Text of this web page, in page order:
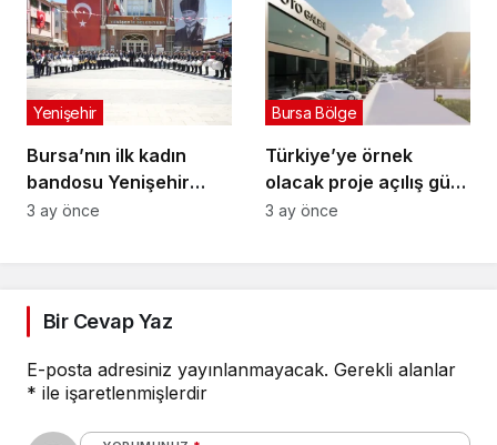
Bursa’nın ilk kadın
bandosu Yenişehir
sokaklarında
Yenişehir
3 ay önce
Türkiye’ye örnek
olacak proje açılış gün
sayıyor
Bursa Bölge
3 ay önce
Bir Cevap Yaz
E-posta adresiniz yayınlanmayacak. Gerekli alanlar
* ile işaretlenmişlerdir